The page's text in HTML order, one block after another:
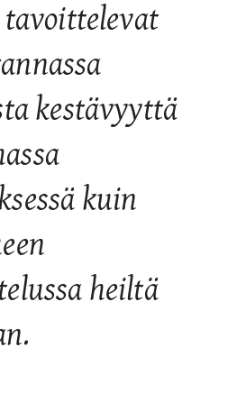
kestävyyttä
kuin
heiltä